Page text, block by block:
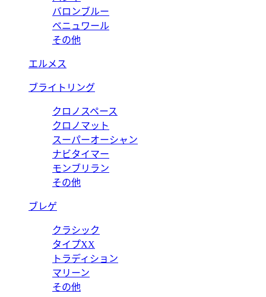
バロンブルー
ベニュワール
その他
エルメス
ブライトリング
クロノスペース
クロノマット
スーパーオーシャン
ナビタイマー
モンブリラン
その他
ブレゲ
クラシック
タイプXX
トラディション
マリーン
その他